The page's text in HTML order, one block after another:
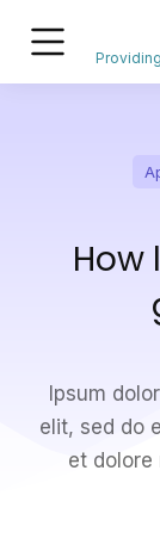
Ipsum
elit, sed do
et dolore